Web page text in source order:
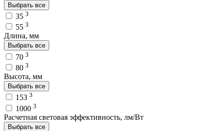
Выбрать все
35 3
55 3
Длина, мм
Выбрать все
70 3
80 3
Высота, мм
Выбрать все
153 3
1000 3
Расчетная световая эффективность, лм/Вт
Выбрать все